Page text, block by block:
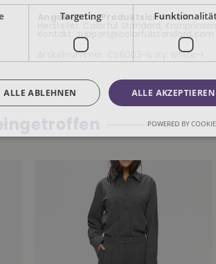
Angaben zur Produktsicherheit:
Hersteller: Colorful Standard,
Kontakt: support@colorfulstandard.com
Artikelnummer:
CS6003-Ivory White-1
Targeting
ALLE AKZEPTIEREN
ALLE ABLEHNEN
POWERED BY